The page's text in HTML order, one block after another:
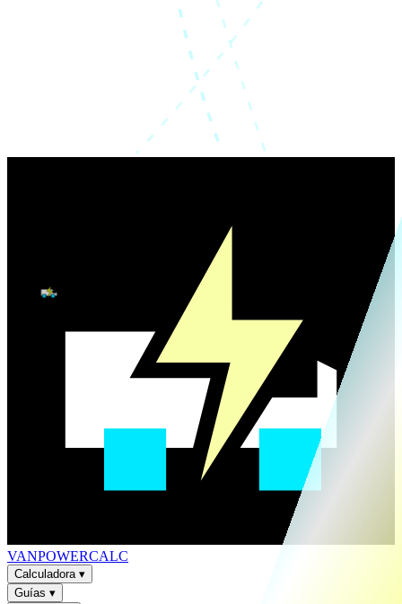
VANPOWERCALC
Calculadora▾
Guías ▾